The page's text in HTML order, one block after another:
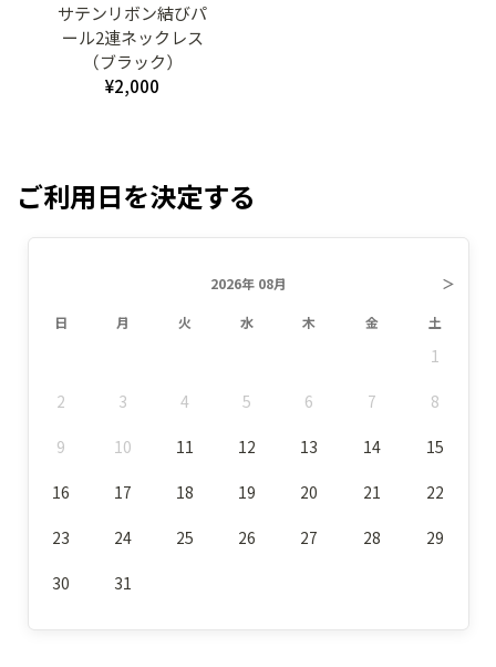
サテンリボン結びパ
ール2連ネックレス
（ブラック）
¥2,000
ご利用日を決定する
2026年 08月 ＞
日 月 火 水 木 金 土
1
2 3 4 5 6 7 8
9 10 11 12 13 14 15
16 17 18 19 20 21 22
23 24 25 26 27 28 29
30 31